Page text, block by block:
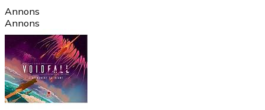
Annons
Annons